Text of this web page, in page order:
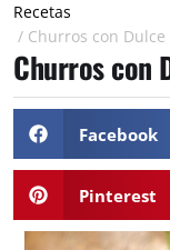
Recetas
/ Churros con Dulce
Churros con
Facebook
Pinterest